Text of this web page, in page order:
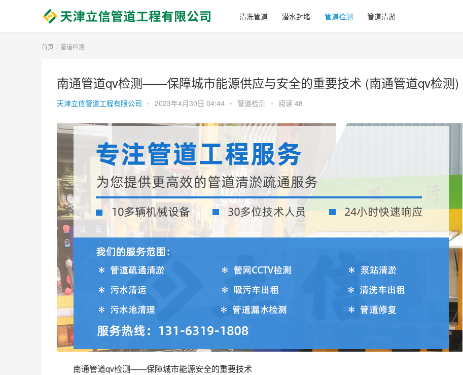
清洗管道 潜水封堵 管道检测 管道清淤
首页 管道检测
南通管道qv检测——保障城市能源供应与安全的重要技术 (南通管道qv检测)
天津立信管道工程有限公司 • 2023年4月30日 04:44 • 管道检测 • 阅读 48
南通管道qv检测——保障城市能源安全的重要技术